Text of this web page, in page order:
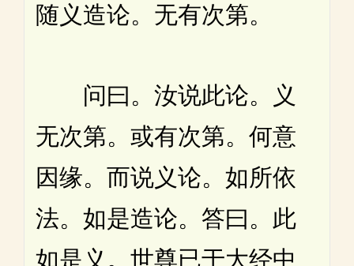
随义造论。无有次第。
问曰。汝说此论。义
无次第。或有次第。何意
因缘。而说义论。如所依
法。如是造论。答曰。此
如是义。世尊已于大经中